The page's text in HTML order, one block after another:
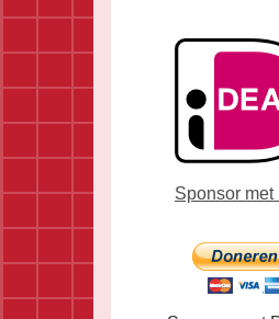
Sponsor met